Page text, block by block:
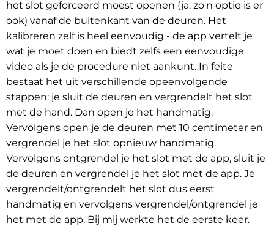
het slot geforceerd moest openen (ja, zo'n optie is er
ook) vanaf de buitenkant van de deuren. Het
kalibreren zelf is heel eenvoudig - de app vertelt je
wat je moet doen en biedt zelfs een eenvoudige
video als je de procedure niet aankunt. In feite
bestaat het uit verschillende opeenvolgende
stappen: je sluit de deuren en vergrendelt het slot
met de hand. Dan open je het handmatig.
Vervolgens open je de deuren met 10 centimeter en
vergrendel je het slot opnieuw handmatig.
Vervolgens ontgrendel je het slot met de app, sluit je
de deuren en vergrendel je het slot met de app. Je
vergrendelt/ontgrendelt het slot dus eerst
handmatig en vervolgens vergrendel/ontgrendel je
het met de app. Bij mij werkte het de eerste keer.